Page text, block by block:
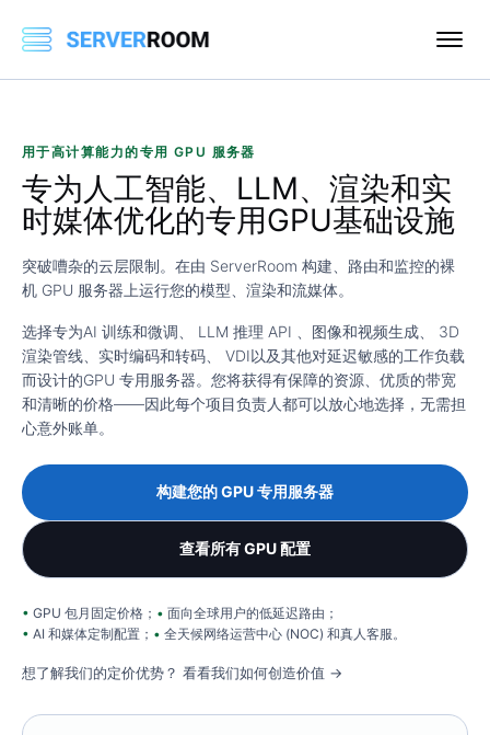
用于高计算能力的专用 GPU 服务器
专为人工智能、LLM、渲染和实
时媒体优化的专用GPU基础设施
突破嘈杂的云层限制。在由 ServerRoom 构建、路由和监控的裸
机 GPU 服务器上运行您的模型、渲染和流媒体。
选择专为AI 训练和微调 LLM 推理 API 图像和视频生成
3D
渲染管线
实时编码和转码 VDI以及其他对延迟敏感的工作负载
而设计的GPU 专用服务器。您将获得有保障的资源、优质的带宽
和清晰的价格——因此每个项目负责人都可以放心地选择，无需担
心意外账单。
构建您的 GPU 专用服务器
查看所有 GPU 配置
GPU 包月固定价格；
面向全球用户的低延迟路由；
AI 和媒体定制配置；
全天候网络运营中心 (NOC) 和真人客服。
想了解我们的定价优势？ 看看我们如何创造价值 →